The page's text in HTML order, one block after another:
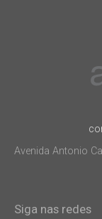
Avenida Antonio
Siga nas redes